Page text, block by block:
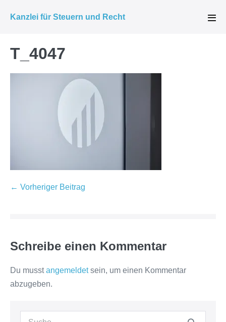
InhaltKanzlei für Steuern und Recht
T_4047
Beitragsnavigation
← Vorheriger Beitrag
Schreibe einen Kommentar
Du musstangemeldetsein, um einen Kommentar
abzugeben.
Suche